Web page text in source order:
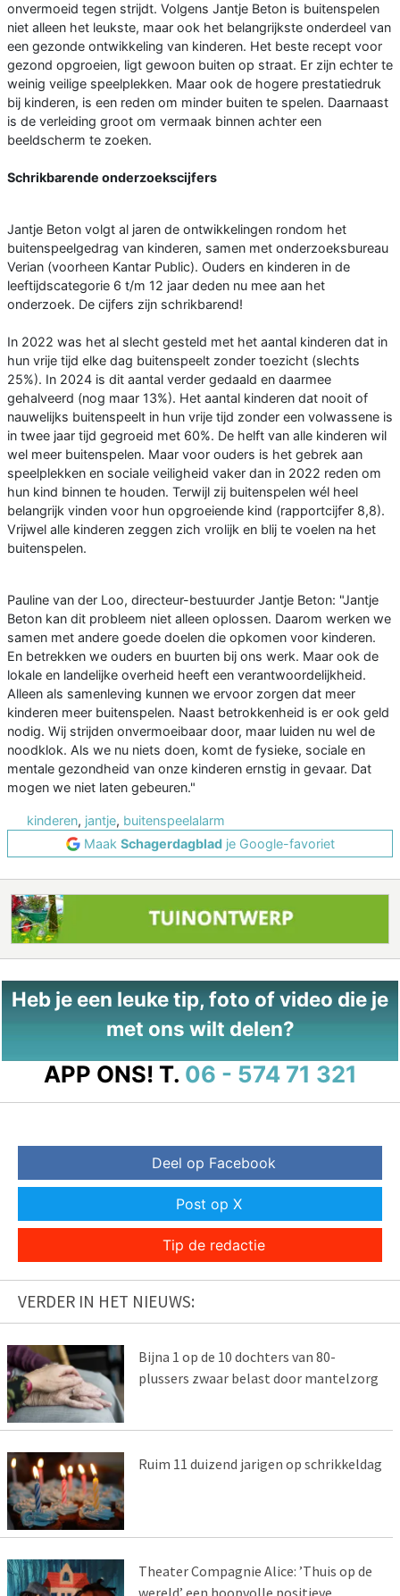
onvermoeid tegen strijdt. Volgens Jantje Beton is buitenspelen
niet alleen het leukste, maar ook het belangrijkste onderdeel van
een gezonde ontwikkeling van kinderen. Het beste recept voor
gezond opgroeien, ligt gewoon buiten op straat. Er zijn echter te
weinig veilige speelplekken. Maar ook de hogere prestatiedruk
bij kinderen, is een reden om minder buiten te spelen. Daarnaast
is de verleiding groot om vermaak binnen achter een
beeldscherm te zoeken.
Schrikbarende onderzoekscijfers
Jantje Beton volgt al jaren de ontwikkelingen rondom het
buitenspeelgedrag van kinderen, samen met onderzoeksbureau
Verian (voorheen Kantar Public). Ouders en kinderen in de
leeftijdscategorie 6 t/m 12 jaar deden nu mee aan het
onderzoek. De cijfers zijn schrikbarend!
In 2022 was het al slecht gesteld met het aantal kinderen dat in
hun vrije tijd elke dag buitenspeelt zonder toezicht (slechts
25%). In 2024 is dit aantal verder gedaald en daarmee
gehalveerd (nog maar 13%). Het aantal kinderen dat nooit of
nauwelijks buitenspeelt in hun vrije tijd zonder een volwassene is
in twee jaar tijd gegroeid met 60%. De helft van alle kinderen wil
wel meer buitenspelen. Maar voor ouders is het gebrek aan
speelplekken en sociale veiligheid vaker dan in 2022 reden om
hun kind binnen te houden. Terwijl zij buitenspelen wél heel
belangrijk vinden voor hun opgroeiende kind (rapportcijfer 8,8).
Vrijwel alle kinderen zeggen zich vrolijk en blij te voelen na het
buitenspelen.
Pauline van der Loo, directeur-bestuurder Jantje Beton: "Jantje
Beton kan dit probleem niet alleen oplossen. Daarom werken we
samen met andere goede doelen die opkomen voor kinderen.
En betrekken we ouders en buurten bij ons werk. Maar ook de
lokale en landelijke overheid heeft een verantwoordelijkheid.
Alleen als samenleving kunnen we ervoor zorgen dat meer
kinderen meer buitenspelen. Naast betrokkenheid is er ook geld
nodig. Wij strijden onvermoeibaar door, maar luiden nu wel de
noodklok. Als we nu niets doen, komt de fysieke, sociale en
mentale gezondheid van onze kinderen ernstig in gevaar. Dat
mogen we niet laten gebeuren."
kinderen, jantje, buitenspeelalarm
Maak Schagerdagbladje Google-favoriet
Heb je een leuke tip, foto of video die je
met ons wilt delen?
APP ONS! T. 06 - 574 71 321
Deel op Facebook
Post op X
Tip de redactie
VERDER IN HET NIEUWS:
Bijna 1 op de 10 dochters van 80-
plussers zwaar belast door mantelzorg
Ruim 11 duizend jarigen op schrikkeldag
Theater Compagnie Alice: ’Thuis op de